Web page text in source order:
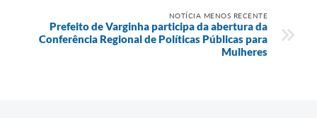
NOTÍCIA MENOS RECENTE
Prefeito de Varginha participa da abertura da
Conferência Regional de Políticas Públicas para
Mulheres